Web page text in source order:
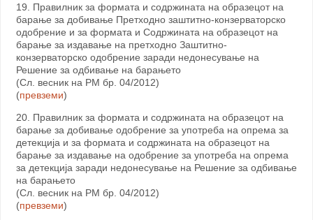
19. Правилник за формата и содржината на образецот на
барање за добивање Претходно заштитно-конзерваторско
одобрение и за формата и Содржината на образецот на
барање за издавање на претходно Заштитно-
конзерваторскo одобрение заради недонесување на
Решение за одбивање на барањето
(Сл. весник на РМ бр. 04/2012)
(превземи)
20. Правилник за формата и содржината на образецот на
барање за добивање одобрение за употреба на опрема за
детекција и за формата и содржината на образецот на
барање за издавање на одобрение за употреба на опрема
за детекција заради недонесување на Решение за одбивање
на барањето
(Сл. весник на РМ бр. 04/2012)
(превземи)